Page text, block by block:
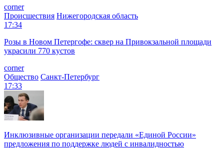
corner
Происшествия Нижегородская область
17:34
Розы в Новом Петергофе: сквер на Привокзальной площади
украсили 770 кустов
corner
Общество Санкт-Петербург
17:33
Инклюзивные организации передали «Единой России»
предложения по поддержке людей с инвалидностью